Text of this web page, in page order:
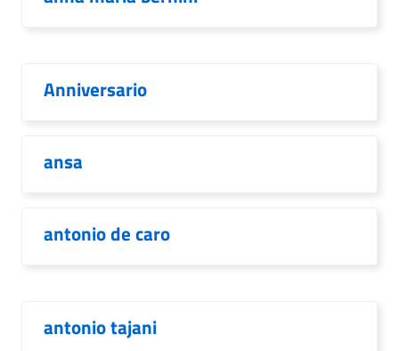
Anniversario
ansa
antonio de caro
antonio tajani